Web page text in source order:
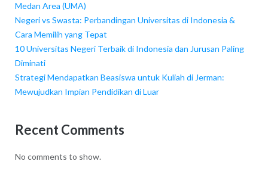
Medan Area (UMA)
Negeri vs Swasta: Perbandingan Universitas di Indonesia &
Cara Memilih yang Tepat
10 Universitas Negeri Terbaik di Indonesia dan Jurusan Paling
Diminati
Strategi Mendapatkan Beasiswa untuk Kuliah di Jerman:
Mewujudkan Impian Pendidikan di Luar
Recent Comments
No comments to show.